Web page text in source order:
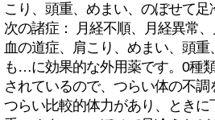
こり、頭重、めまい、のぼせて
次の諸症： 月経不順、月経異常、
血の道症、肩こり、めまい、頭
も…に効果的な外用薬です。0種
されているので、つらい体の不調
つらい比較的体力があり、とき